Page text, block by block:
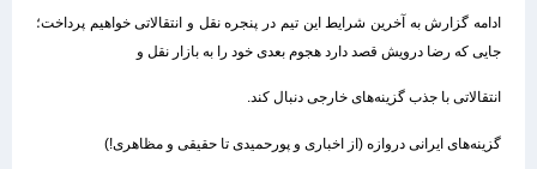
ادامه گزارش به آخرین شرایط این تیم در پنجره نقل و انتقالاتی خواهیم پرداخت؛
جایی که رضا درویش قصد دارد هجوم بعدی خود را به بازار نقل و
انتقالاتی با جذب گزینه‌های خارجی دنبال کند.
گزینه‌های ایرانی دروازه (از اخباری و پورحمیدی تا حقیقی و مظاهری!)